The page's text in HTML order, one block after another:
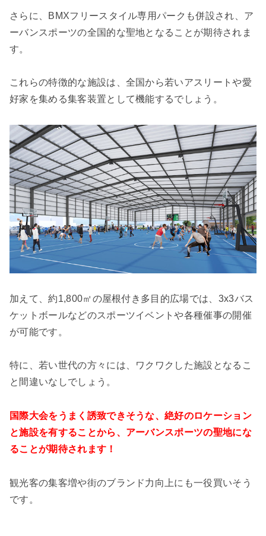
さらに、BMXフリースタイル専用パークも併設され、ア
ーバンスポーツの全国的な聖地となることが期待されま
す。
これらの特徴的な施設は、全国から若いアスリートや愛
好家を集める集客装置として機能するでしょう。
加えて、約1,800㎡の屋根付き多目的広場では、3x3バス
ケットボールなどのスポーツイベントや各種催事の開催
が可能です。
特に、若い世代の方々には、ワクワクした施設となるこ
と間違いなしでしょう。
国際大会をうまく誘致できそうな、絶好のロケーション
と施設を有することから、アーバンスポーツの聖地にな
ることが期待されます！
観光客の集客増や街のブランド力向上にも一役買いそう
です。